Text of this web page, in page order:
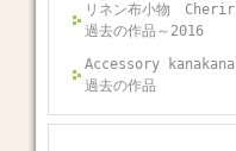
リネン布小物 Cherir
過去の作品～2016
Accessory kanakana
過去の作品